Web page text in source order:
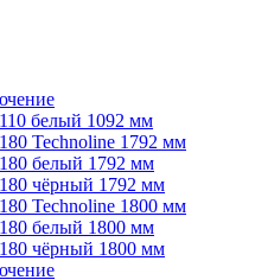
белый 1092 мм
Technoline 1792 мм
белый 1792 мм
чёрный 1792 мм
Technoline 1800 мм
белый 1800 мм
чёрный 1800 мм